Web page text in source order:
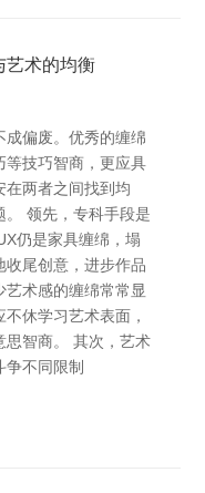
艺术的均衡
成偏废。优秀的缠绵
等技巧智商，更应具
在两者之间找到均
领先，专科手段是
仍是家具缠绵，塌
收尾创意，进步作品
术感的缠绵常常显
休学习艺术表面，
思智商。 其次，艺术
不同限制